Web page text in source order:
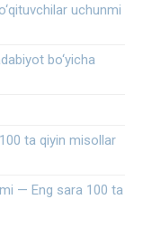
uchunmi
bo‘yicha
ta qiyin misollar
— Eng sara 100 ta